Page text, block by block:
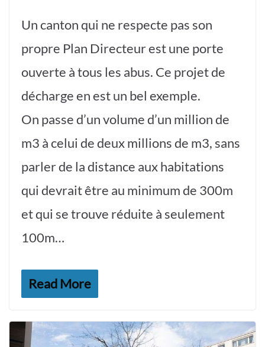
Un canton qui ne respecte pas son
propre Plan Directeur est une porte
ouverte à tous les abus. Ce projet de
décharge en est un bel exemple.
On passe d’un volume d’un million de
m3 à celui de deux millions de m3, sans
parler de la distance aux habitations
qui devrait être au minimum de 300m
et qui se trouve réduite à seulement
100m…
Read More